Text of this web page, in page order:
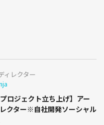
ィレクター
プロジェクト立ち上げ】アー
クター※自社開発ソーシャル